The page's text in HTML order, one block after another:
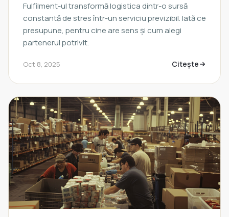
Fulfilment-ul transformă logistica dintr-o sursă
constantă de stres într-un serviciu previzibil. Iată ce
presupune, pentru cine are sens și cum alegi
partenerul potrivit.
Oct 8, 2025 Citește